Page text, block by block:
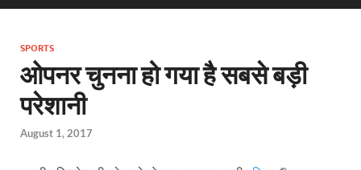
SPORTS
ओपनर चुनना हो गया है सबसे बड़ी
परेशानी
August 1, 2017